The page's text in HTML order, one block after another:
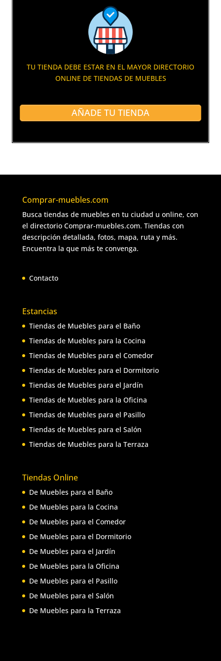
TU TIENDA DEBE ESTAR EN EL MAYOR DIRECTORIO
ONLINE DE TIENDAS DE MUEBLES
AÑADE TU TIENDA
Comprar-muebles.com
Busca tiendas de muebles en tu ciudad u online, con
el directorio Comprar-muebles.com. Tiendas con
descripción detallada, fotos, mapa, ruta y más.
Encuentra la que más te convenga.
Contacto
Estancias
Tiendas de Muebles para el Baño
Tiendas de Muebles para la Cocina
Tiendas de Muebles para el Comedor
Tiendas de Muebles para el Dormitorio
Tiendas de Muebles para el Jardín
Tiendas de Muebles para la Oficina
Tiendas de Muebles para el Pasillo
Tiendas de Muebles para el Salón
Tiendas de Muebles para la Terraza
Tiendas Online
De Muebles para el Baño
De Muebles para la Cocina
De Muebles para el Comedor
De Muebles para el Dormitorio
De Muebles para el Jardín
De Muebles para la Oficina
De Muebles para el Pasillo
De Muebles para el Salón
De Muebles para la Terraza